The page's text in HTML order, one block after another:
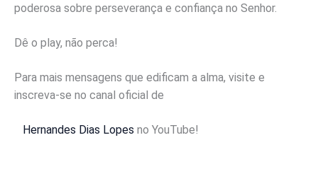
poderosa sobre perseverança e confiança no Senhor.
Dê o play, não perca!
Para mais mensagens que edificam a alma, visite e
inscreva-se no canal oficial de
Hernandes Dias Lopes no YouTube!